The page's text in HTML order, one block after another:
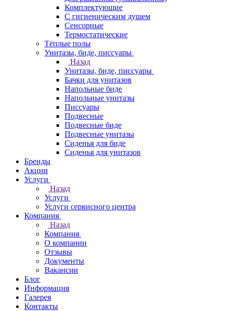
Комплектующие
С гигиеническим душем
Сенсорные
Термостатические
Тёплые полы
Унитазы, биде, писсуары
Назад
Унитазы, биде, писсуары
Бачки для унитазов
Напольные биде
Напольные унитазы
Писсуары
Подвесные
Подвесные биде
Подвесные унитазы
Сиденья для биде
Сиденья для унитазов
Бренды
Акции
Услуги
Назад
Услуги
Услуги сервисного центра
Компания
Назад
Компания
О компании
Отзывы
Документы
Вакансии
Блог
Информация
Галерея
Контакты